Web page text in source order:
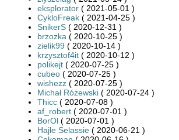
eksplorator ( 2021-05-01 )
CykloFreak ( 2021-04-25 )
SnikerS ( 2020-12-31 )
brzozka ( 2020-10-25 )
zielik99 ( 2020-10-14 )
krzysztof4it ( 2020-10-12 )
polikejt ( 2020-07-25 )
cubeo ( 2020-07-25 )
wishezz ( 2020-07-25 )
Michał Różewski ( 2020-07-24 )
Thicc ( 2020-07-08 )
af_robert ( 2020-07-01 )
BorOl ( 2020-07-01 )
Hajle Selassie ( 2020-06-21 )